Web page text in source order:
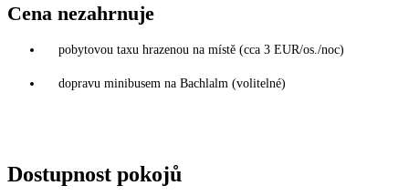
Cena nezahrnuje
pobytovou taxu hrazenou na místě (cca 3 EUR/os./noc)
dopravu minibusem na Bachlalm (volitelné)
Dostupnost pokojů